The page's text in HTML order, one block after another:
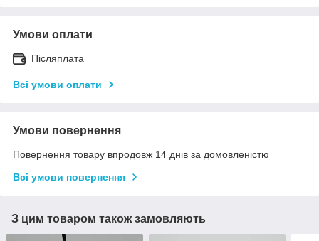
Умови оплати
Післяплата
Всі умови оплати
Умови повернення
Повернення товару впродовж 14 днів за домовленістю
Всі умови повернення
З цим товаром також замовляють